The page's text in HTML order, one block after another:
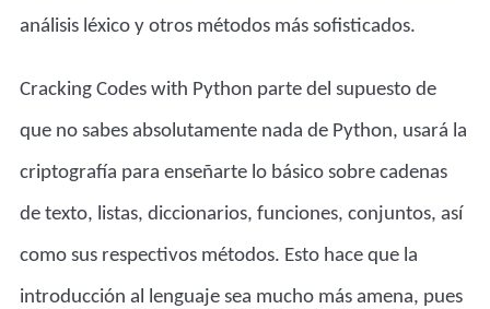
análisis léxico y otros métodos más sofisticados.
Cracking Codes with Python parte del supuesto de
que no sabes absolutamente nada de Python, usará la
criptografía para enseñarte lo básico sobre cadenas
de texto, listas, diccionarios, funciones, conjuntos, así
como sus respectivos métodos. Esto hace que la
introducción al lenguaje sea mucho más amena, pues